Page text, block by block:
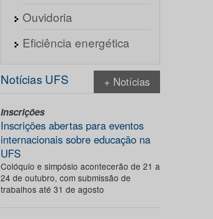
Ouvidoria
Eficiência energética
Notícias UFS + Notícias
Inscrições
Inscrições abertas para eventos
internacionais sobre educação na
UFS
Colóquio e simpósio acontecerão de 21 a
24 de outubro, com submissão de
trabalhos até 31 de agosto